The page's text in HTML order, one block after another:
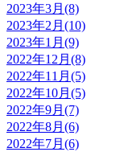
2023年3月(8)
2023年2月(10)
2023年1月(9)
2022年12月(8)
2022年11月(5)
2022年10月(5)
2022年9月(7)
2022年8月(6)
2022年7月(6)